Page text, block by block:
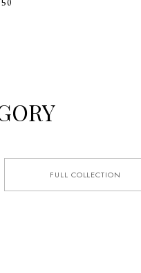
FULL COLLECTION